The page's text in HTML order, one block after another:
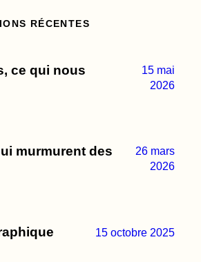
RÉCENTES
ce qui nous
15 mai
2026
murmurent des
26 mars
2026
15 octobre 2025